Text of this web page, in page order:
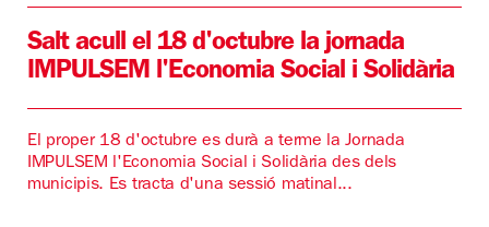
Salt acull el 18 d'octubre la jornada
IMPULSEM l'Economia Social i Solidària
El proper 18 d'octubre es durà a terme la Jornada
IMPULSEM l'Economia Social i Solidària des dels
municipis. Es tracta d'una sessió matinal...